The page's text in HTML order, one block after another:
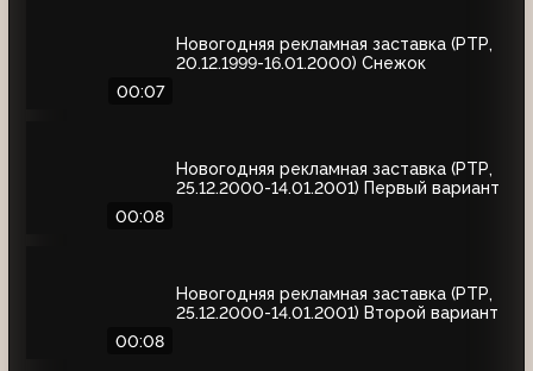
00:07
Новогодняя рекламная заставка (РТР,
20.12.1999-16.01.2000) Снежок
00:08
Новогодняя рекламная заставка (РТР,
25.12.2000-14.01.2001) Первый вариант
00:08
Новогодняя рекламная заставка (РТР,
25.12.2000-14.01.2001) Второй вариант